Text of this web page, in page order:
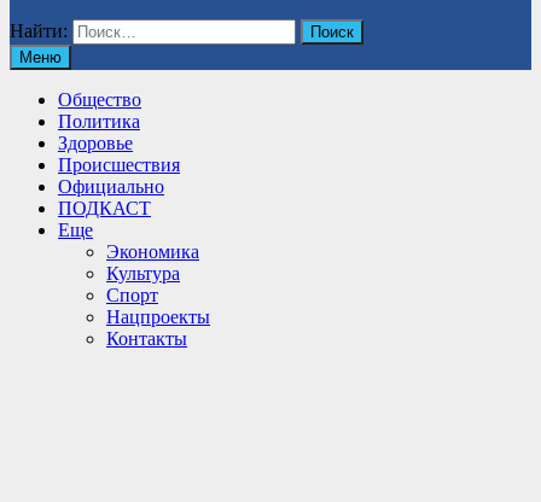
Найти:
Меню
Общество
Политика
Здоровье
Происшествия
Официально
ПОДКАСТ
Еще
Экономика
Культура
Спорт
Нацпроекты
Контакты